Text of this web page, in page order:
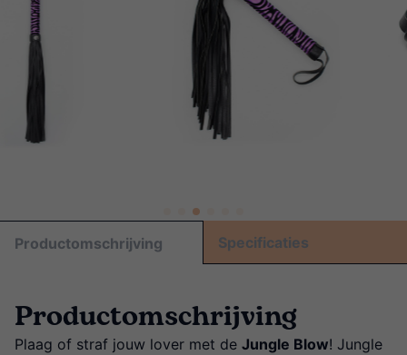
Productomschrijving Specificaties
Productomschrijving
Plaag of straf jouw lover met de Jungle Blow! Jungle